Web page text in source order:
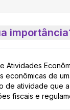
Atividades
de
de atividade que a
fiscais e